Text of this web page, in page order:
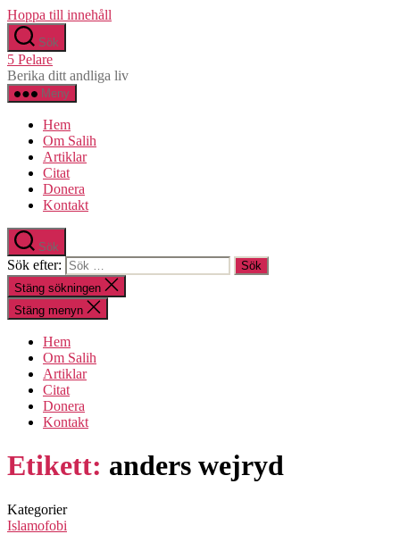
Hoppa till innehåll
Sök
5 Pelare
Berika ditt andliga liv
Meny
Hem
Om Salih
Artiklar
Citat
Donera
Kontakt
Sök
Sök efter:
Stäng sökningen
Stäng menyn
Hem
Om Salih
Artiklar
Citat
Donera
Kontakt
Etikett: anders wejryd
Kategorier
Islamofobi